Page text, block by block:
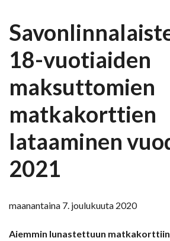
18-vuotiaiden
maksuttomien
matkakorttien
lataaminen
2021
maanantaina 7. joulukuuta 2020
Aiemmin lunastettuun